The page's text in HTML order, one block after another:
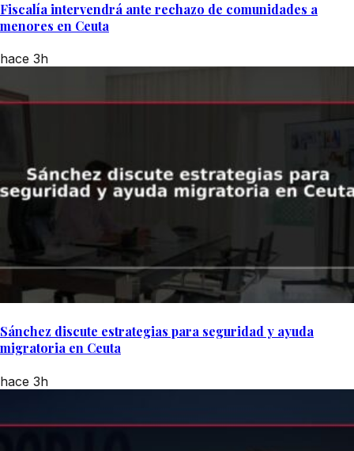
Fiscalía intervendrá ante rechazo de comunidades a
menores en Ceuta
hace 3h
Sánchez discute estrategias para seguridad y ayuda
migratoria en Ceuta
hace 3h